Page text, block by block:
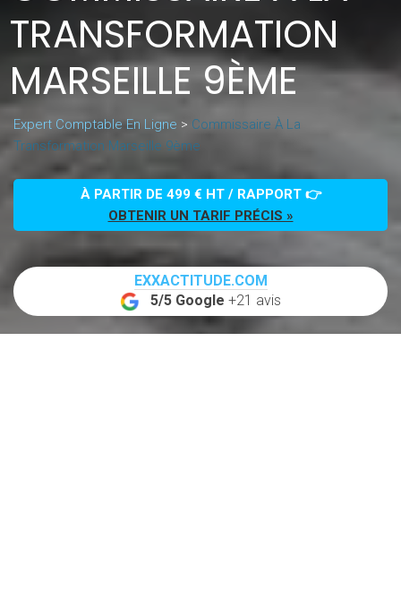
TRANSFORMATION
MARSEILLE 9ÈME
Expert Comptable En Ligne > Commissaire À La
Transformation Marseille 9ème
À PARTIR DE 499 € HT / RAPPORT 👉
OBTENIR UN TARIF PRÉCIS »
EXXACTITUDE.COM
5/5 Google +21 avis